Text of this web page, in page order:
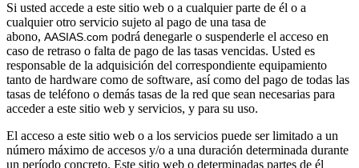
Si usted accede a este sitio web o a cualquier parte de él o a
cualquier otro servicio sujeto al pago de una tasa de
abono, AASIAS.com podrá denegarle o suspenderle el acceso en
caso de retraso o falta de pago de las tasas vencidas. Usted es
responsable de la adquisición del correspondiente equipamiento
tanto de hardware como de software, así como del pago de todas las
tasas de teléfono o demás tasas de la red que sean necesarias para
acceder a este sitio web y servicios, y para su uso.
El acceso a este sitio web o a los servicios puede ser limitado a un
número máximo de accesos y/o a una duración determinada durante
un período concreto. Este sitio web o determinadas partes de él